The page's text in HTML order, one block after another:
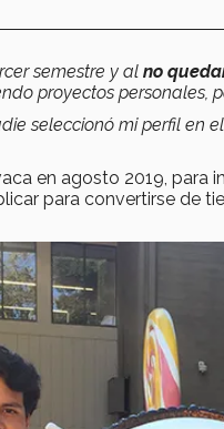
semestre y al no
proyectos personales,
seleccionó mi perfil en
en agosto 2019, para
para convertirse de